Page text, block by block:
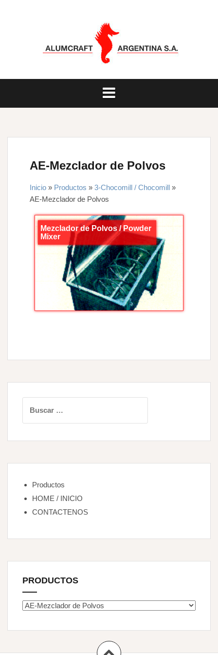
AE-Mezclador de Polvos
Inicio » Productos » 3-Chocomill / Chocomill »
AE-Mezclador de Polvos
Mezclador de Polvos / Powder
Mixer
Productos
HOME / INICIO
CONTACTENOS
PRODUCTOS